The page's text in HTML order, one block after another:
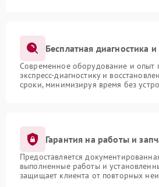
Бесплатная диагностика
Современное оборудование и опыт
экспресс-диагностику и
сроки, минимизируя время без
Гарантия на работы и
Предоставляется
выполненные работы и
защищает клиента от повторных